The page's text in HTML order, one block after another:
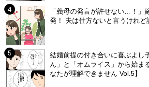
「義母の発言が許せない…！」
発！ 夫は仕方ないと言うけれど
結婚前提の付き合いに喜ぶよ
ん」と「オムライス」から始ま
なたが理解できません Vol.5】